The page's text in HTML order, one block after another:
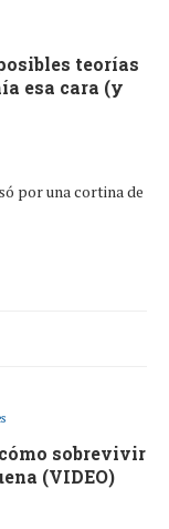
teorías
esa cara (y
por una cortina de
sobrevivir
(VIDEO)